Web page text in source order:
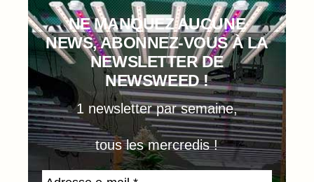
NE MANQUEZ AUCUNE
NEWS, ABONNEZ-VOUS À LA
NEWSLETTER DE
NEWSWEED !
1 newsletter par semaine,
tous les mercredis !